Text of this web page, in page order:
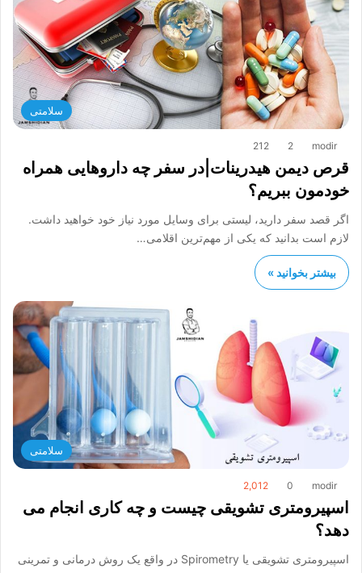
سلامتی
modir
2
212
قرص دیمن هیدرینات|در سفر چه داروهایی همراه
خودمون ببریم؟
اگر قصد سفر دارید، لیستی برای وسایل مورد نیاز خود خواهید داشت.
لازم است بدانید که یکی از مهم‌ترین اقلامی…
بیشتر بخوانید »
سلامتی
modir
0
2,012
اسپیرومتری تشویقی چیست و چه کاری انجام می
دهد؟
اسپیرومتری تشویقی یا Spirometry در واقع یک روش درمانی و تمرینی